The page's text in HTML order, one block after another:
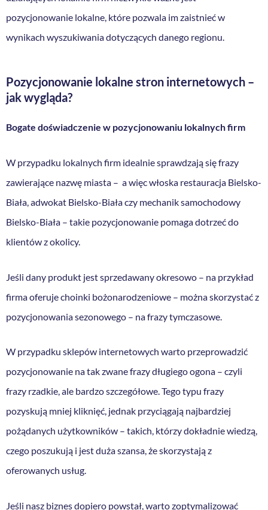
pozycjonowanie lokalne, które pozwala im zaistnieć w
wynikach wyszukiwania dotyczących danego regionu.
Pozycjonowanie lokalne stron internetowych –
jak wygląda?
Bogate doświadczenie w pozycjonowaniu lokalnych firm
W przypadku lokalnych firm idealnie sprawdzają się frazy
zawierające nazwę miasta – a więc włoska restauracja Bielsko-
Biała, adwokat Bielsko-Biała czy mechanik samochodowy
Bielsko-Biała – takie pozycjonowanie pomaga dotrzeć do
klientów z okolicy.
Jeśli dany produkt jest sprzedawany okresowo – na przykład
firma oferuje choinki bożonarodzeniowe – można skorzystać z
pozycjonowania sezonowego – na frazy tymczasowe.
W przypadku sklepów internetowych warto przeprowadzić
pozycjonowanie na tak zwane frazy długiego ogona – czyli
frazy rzadkie, ale bardzo szczegółowe. Tego typu frazy
pozyskują mniej kliknięć, jednak przyciągają najbardziej
pożądanych użytkowników – takich, którzy dokładnie wiedzą,
czego poszukują i jest duża szansa, że skorzystają z
oferowanych usług.
Jeśli nasz biznes dopiero powstał, warto zoptymalizować